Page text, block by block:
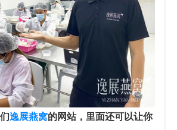
逸展燕窝的网站，里面还可以让你